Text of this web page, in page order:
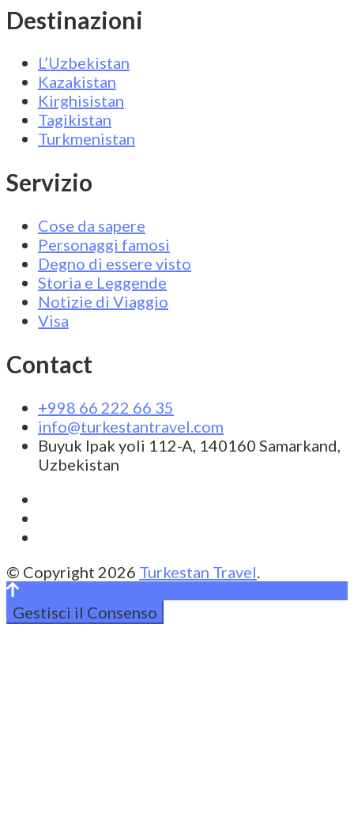
Destinazioni
L’Uzbekistan
Kazakistan
Kirghisistan
Tagikistan
Turkmenistan
Servizio
Cose da sapere
Personaggi famosi
Degno di essere visto
Storia e Leggende
Notizie di Viaggio
Visa
Contact
+998 66 222 66 35
info@turkestantravel.com
Buyuk Ipak yoli 112-A, 140160 Samarkand,
Uzbekistan
© Copyright 2026 Turkestan Travel.
Gestisci il Consenso